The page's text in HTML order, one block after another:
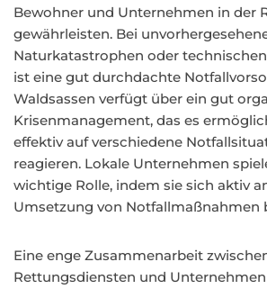
Bewohner und Unternehmen in der
gewährleisten. Bei
Naturkatastrophen oder
ist eine gut durchdachte
Waldsassen verfügt über ein gut
Krisenmanagement, das es
effektiv auf verschiedene
reagieren. Lokale Unternehmen
wichtige Rolle, indem sie sich aktiv
Umsetzung von Notfallmaßnahmen
Eine enge Zusammenarbeit
Rettungsdiensten und